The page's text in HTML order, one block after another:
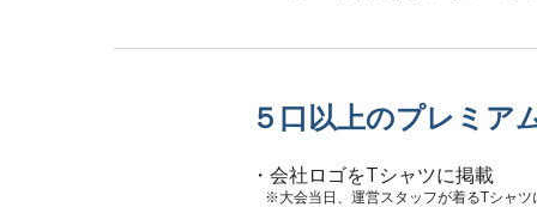
５口以上のプレミア
・会社ロゴをTシャツに掲載
※大会当日、運営スタッフが着るTシャ